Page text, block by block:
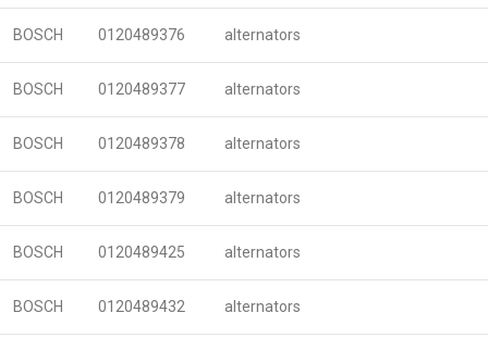
BOSCH 0120489376 alternators
BOSCH 0120489377 alternators
BOSCH 0120489378 alternators
BOSCH 0120489379 alternators
BOSCH 0120489425 alternators
BOSCH 0120489432 alternators